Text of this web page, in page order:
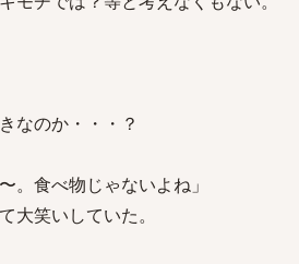
なのか・・・？
。食べ物じゃないよね」
大笑いしていた。